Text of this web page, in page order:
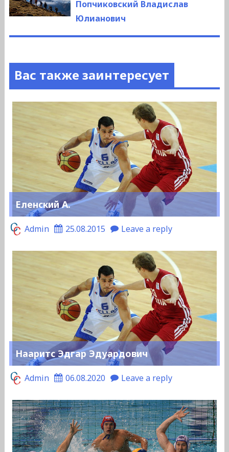
запись:
Попчиковский Владислав
Юлианович
Вас также заинтересует
Еленский А.
Admin 25.08.2015 Leave a reply
Нааритс Эдгар Эдуардович
Admin 06.08.2020 Leave a reply